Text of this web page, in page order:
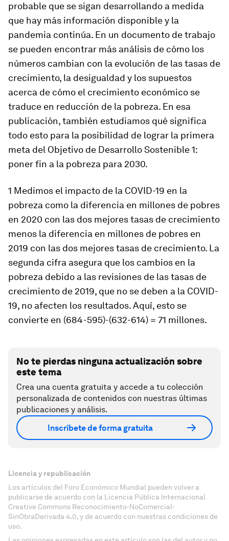
probable que se sigan desarrollando a medida
que hay más información disponible y la
pandemia continúa. En un documento de trabajo
se pueden encontrar más análisis de cómo los
números cambian con la evolución de las tasas de
crecimiento, la desigualdad y los supuestos
acerca de cómo el crecimiento económico se
traduce en reducción de la pobreza. En esa
publicación, también estudiamos qué significa
todo esto para la posibilidad de lograr la primera
meta del Objetivo de Desarrollo Sostenible 1:
poner fin a la pobreza para 2030.
1 Medimos el impacto de la COVID-19 en la
pobreza como la diferencia en millones de pobres
en 2020 con las dos mejores tasas de crecimiento
menos la diferencia en millones de pobres en
2019 con las dos mejores tasas de crecimiento. La
segunda cifra asegura que los cambios en la
pobreza debido a las revisiones de las tasas de
crecimiento de 2019, que no se deben a la COVID-
19, no afecten los resultados. Aquí, esto se
convierte en (684-595)-(632-614) = 71 millones.
No te pierdas ninguna actualización sobre
este tema
Crea una cuenta gratuita y accede a tu colección
personalizada de contenidos con nuestras últimas
publicaciones y análisis.
Inscríbete de forma gratuita
Licencia y republicación
Los artículos del Foro Económico Mundial pueden volver a
publicarse de acuerdo con la Licencia Pública Internacional
Creative Commons Reconocimiento-NoComercial-
SinObraDerivada 4.0, y de acuerdo con nuestras condiciones de
uso.